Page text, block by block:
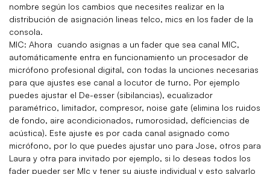
nombre según los cambios que necesites realizar en la
distribución de asignación lineas telco, mics en los fader de la
consola.
MIC: Ahora cuando asignas a un fader que sea canal MIC,
automáticamente entra en funcionamiento un procesador de
micrófono profesional digital, con todas la unciones necesarias
para que ajustes ese canal a locutor de turno. Por ejemplo
puedes ajustar el De-esser (sibilancias), ecualizador
paramétrico, limitador, compresor, noise gate (elimina los ruidos
de fondo, aire acondicionados, rumorosidad, deficiencias de
acústica). Este ajuste es por cada canal asignado como
micrófono, por lo que puedes ajustar uno para Jose, otros para
Laura y otra para invitado por ejemplo, si lo deseas todos los
fader pueder ser MIc y tener su ajuste individual y esto salvarlo